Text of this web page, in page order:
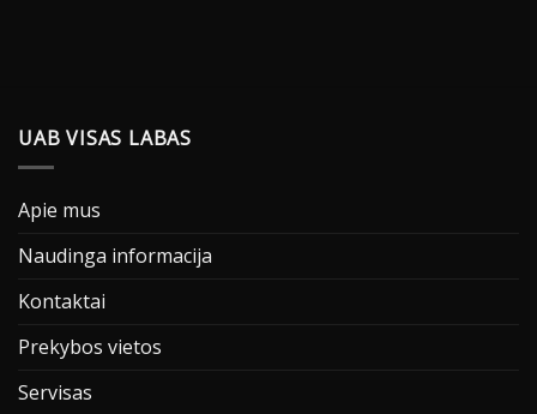
UAB VISAS LABAS
Apie mus
Naudinga informacija
Kontaktai
Prekybos vietos
Servisas